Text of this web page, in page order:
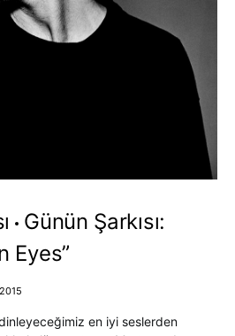
Günün Şarkısı:
Eyes”
en iyi seslerden